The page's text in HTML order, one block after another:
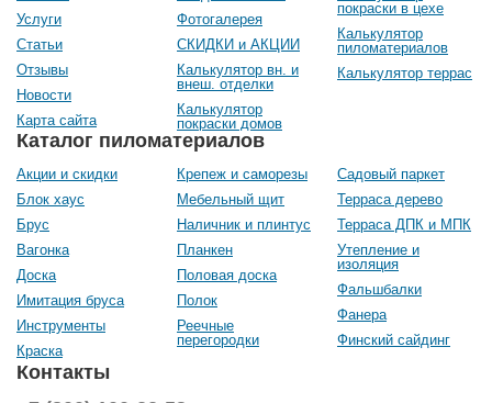
Каталог пиломатериалов
Акции и скидки
Блок хаус
Брус
Вагонка
Доска
Имитация бруса
Инструменты
Краска
Крепеж и саморезы
Мебельный щит
Наличник и плинтус
Планкен
Половая доска
Полок
Реечные
перегородки
Садовый паркет
Терраса дерево
Терраса ДПК и МПК
Утепление и
изоляция
Фальшбалки
Фанера
Финский сайдинг
Услуги
Статьи
Отзывы
Новости
Карта сайта
Фотогалерея
СКИДКИ и АКЦИИ
Калькулятор вн. и
внеш. отделки
Калькулятор
покраски домов
покраски в цехе
Калькулятор
пиломатериалов
Калькулятор террас
Контакты